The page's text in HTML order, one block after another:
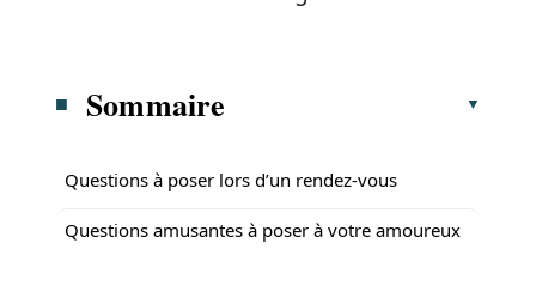
Sommaire
Questions à poser lors d’un rendez-vous
Questions amusantes à poser à votre amoureux